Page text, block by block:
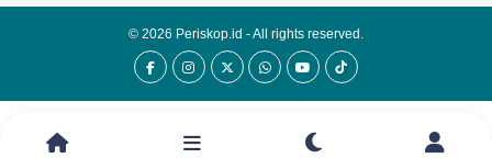
© 2026 Periskop.id - All rights reserved.